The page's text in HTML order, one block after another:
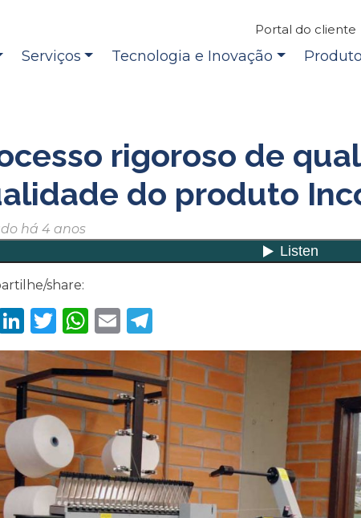
Serviços Tecnologia e Inovação
Portal do cliente
rigoroso de
do produto
há 4 anos
share:
LinkedIn
Twitter
WhatsApp
Email